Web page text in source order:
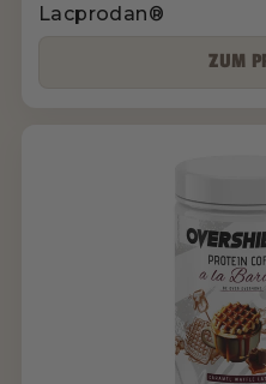
Lacprodan®
ZUM